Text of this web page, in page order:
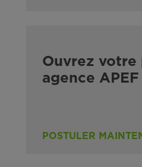
Ouvrez votre
agence APEF
POSTULER